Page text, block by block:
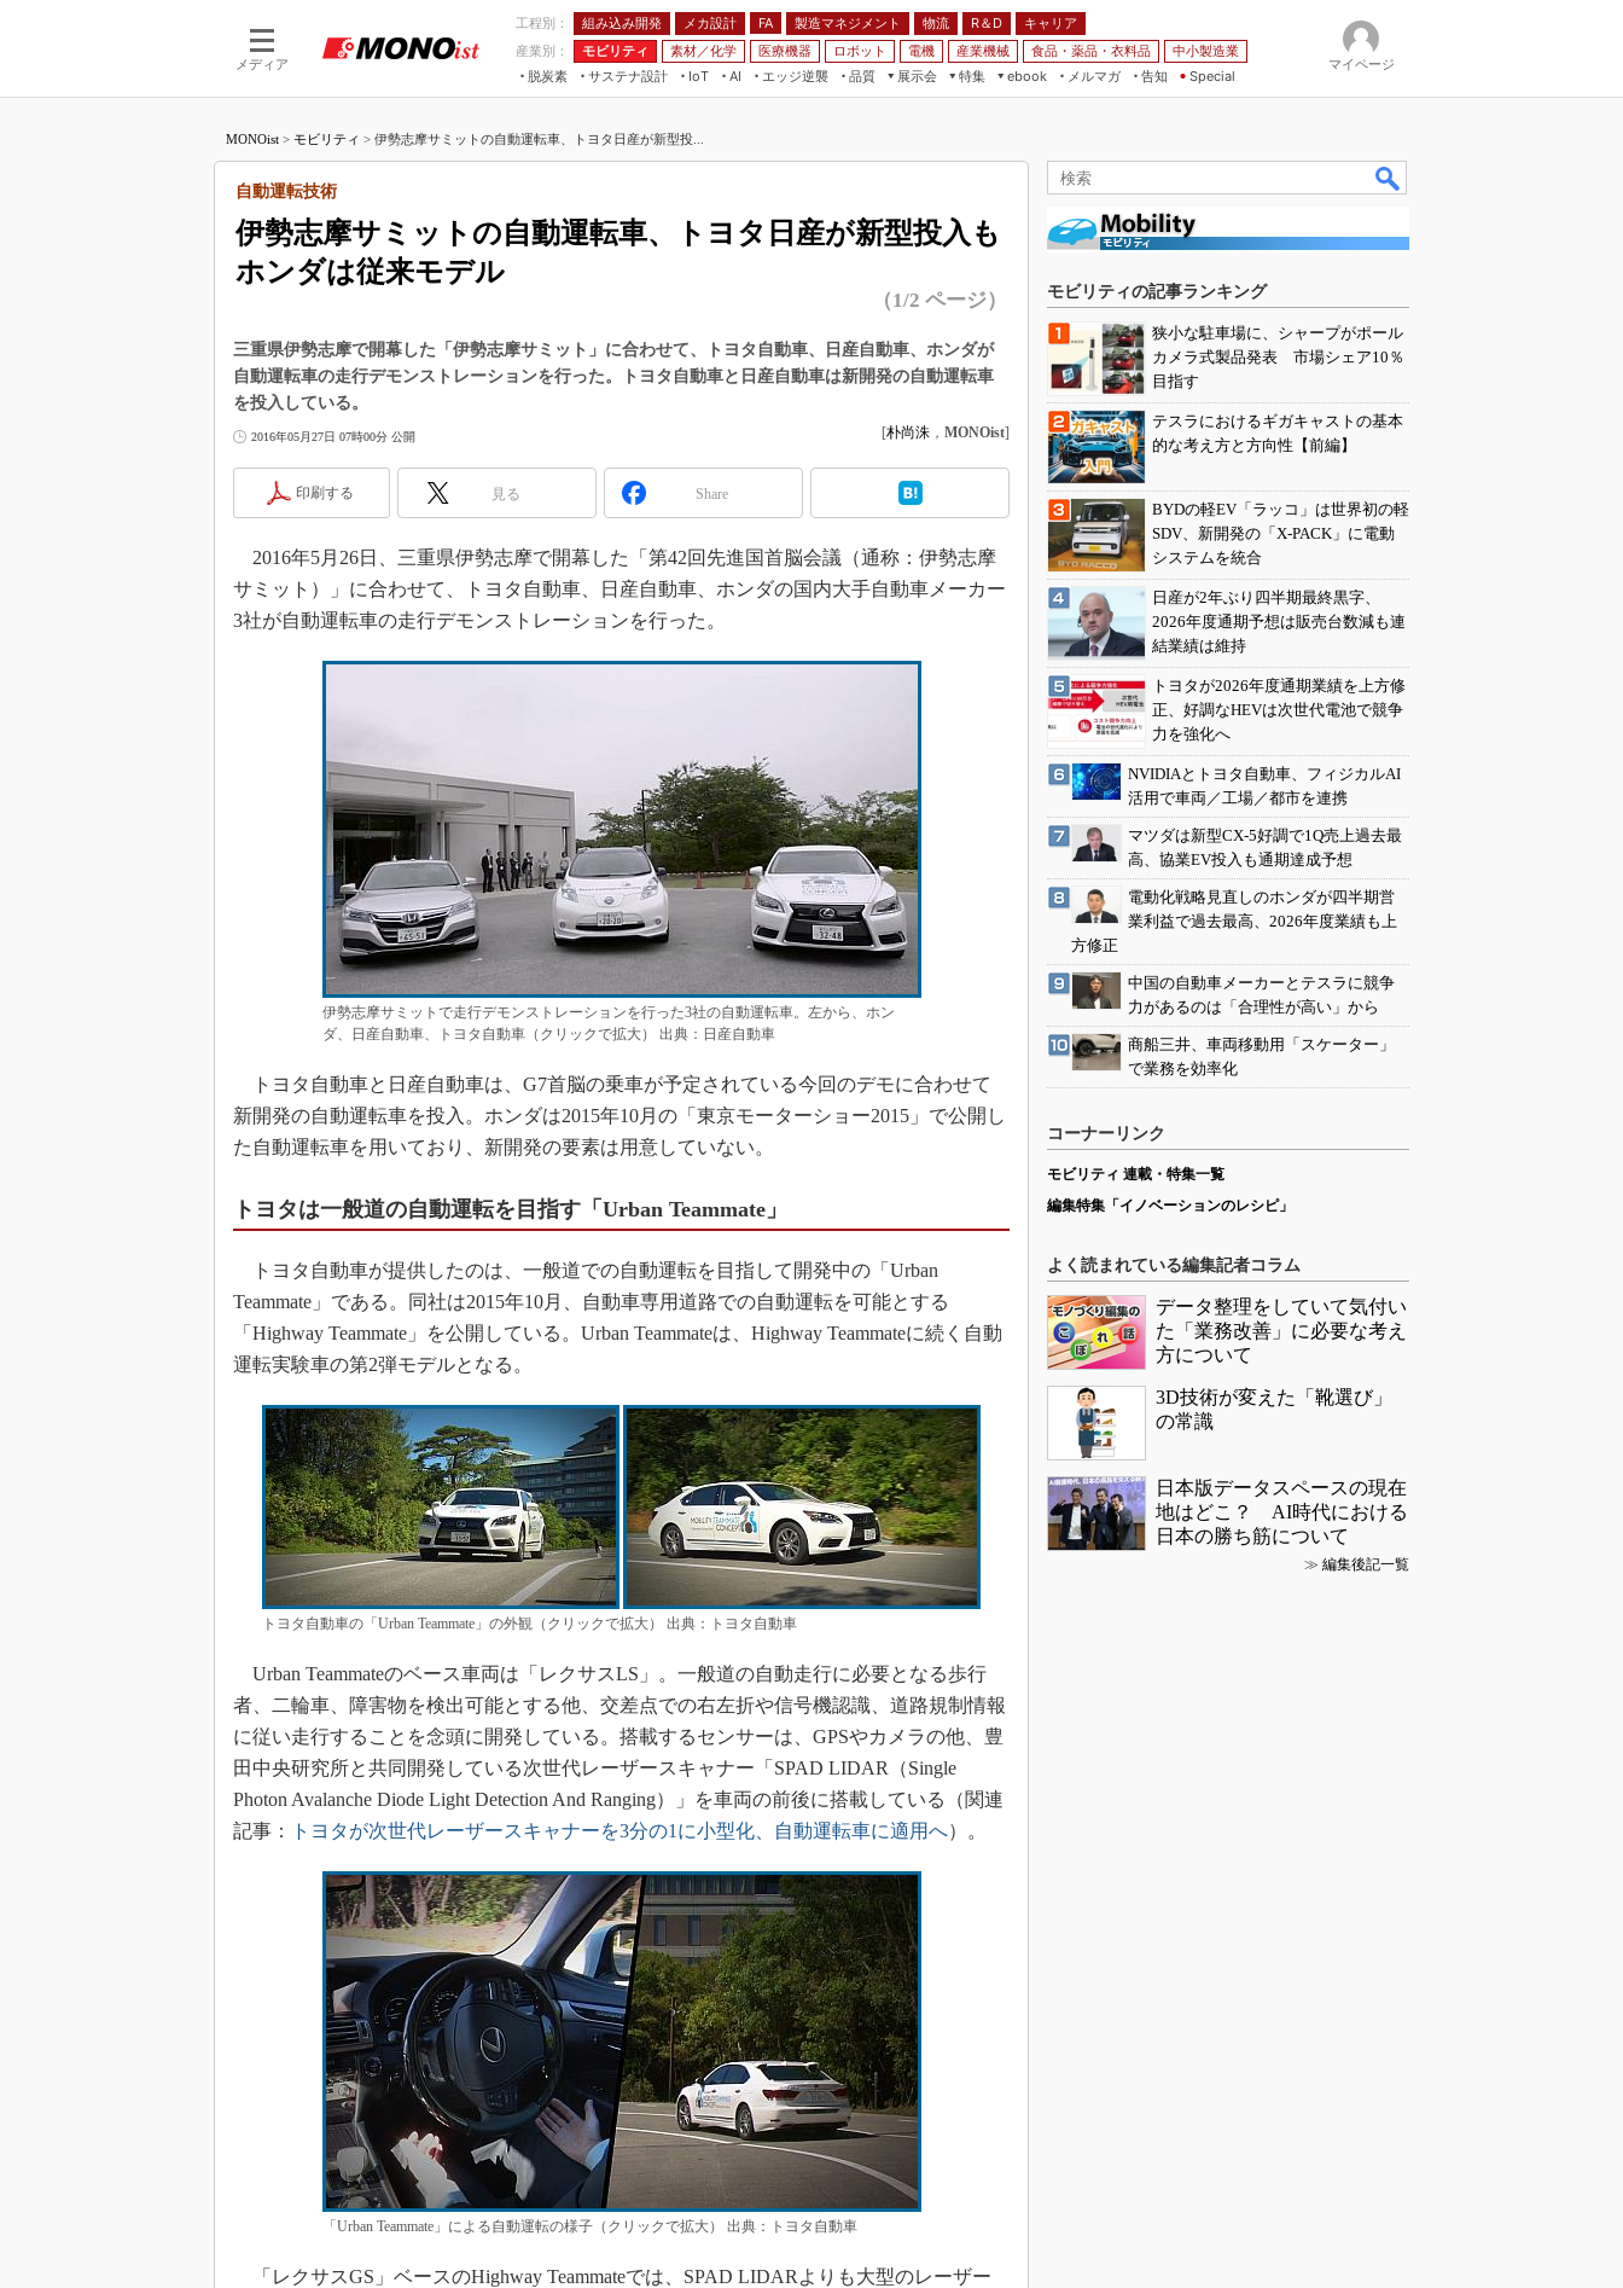
メディア
工程別： 組み込み開発 メカ設計 FA 製造マネジメント 物流 R＆D
キャリア
産業別：
モビリティ 素材／化学 医療機器 ロボット 電機 産業機械 食品・薬品・衣料品
中小製造業
脱炭素
サステナ設計
IoT
つながる工場
AI
AI×設備保全
エッジ逆襲 品質
展示会
JIMTOF
TECHNO-FRONTIER
人テク展
日本ものづくりワールド
産業オープンネット展
特集
フィールドサービス
組み込みモデリング
無償設計ツール
3Dプリンタ
デジタルツインとCAE
インダストリー4.0
メイドインジャパン
植物工場
知財マネジメント
海外生産
グローバル設計・開発
制御セキュリティ
新型コロナへの対応
ebook
FA
メルマガ
告知 Special
マイページ
MONOist > モビリティ > 伊勢志摩サミットの自動運転車、トヨタ日産が新型投...
伊勢志摩サミットの自動運転車、トヨタ日産が新型投入も
ホンダは従来モデル
自動運転技術
（1/2 ページ）
三重県伊勢志摩で開幕した「伊勢志摩サミット」に合わせて、トヨタ自動車、日産自動車、ホンダが
自動運転車の走行デモンストレーションを行った。トヨタ自動車と日産自動車は新開発の自動運転車
を投入している。
2016年05月27日 07時00分 公開 [朴尚洙 ， MONOist]
印刷する 見る Share
2016年5月26日、三重県伊勢志摩で開幕した「第42回先進国首脳会議（通称：伊勢志摩
サミット）」に合わせて、トヨタ自動車、日産自動車、ホンダの国内大手自動車メーカー
3社が自動運転車の走行デモンストレーションを行った。
伊勢志摩サミットで走行デモンストレーションを行った3社の自動運転車。左から、ホン
ダ、日産自動車、トヨタ自動車（クリックで拡大） 出典：日産自動車
トヨタ自動車と日産自動車は、G7首脳の乗車が予定されている今回のデモに合わせて
新開発の自動運転車を投入。ホンダは2015年10月の「東京モーターショー2015」で公開し
た自動運転車を用いており、新開発の要素は用意していない。
トヨタは一般道の自動運転を目指す「Urban Teammate」
トヨタ自動車が提供したのは、一般道での自動運転を目指して開発中の「Urban
Teammate」である。同社は2015年10月、自動車専用道路での自動運転を可能とする
「Highway Teammate」を公開している。Urban Teammateは、Highway Teammateに続く自動
運転実験車の第2弾モデルとなる。
トヨタ自動車の「Urban Teammate」の外観（クリックで拡大） 出典：トヨタ自動車
Urban Teammateのベース車両は「レクサスLS」。一般道の自動走行に必要となる歩行
者、二輪車、障害物を検出可能とする他、交差点での右左折や信号機認識、道路規制情報
に従い走行することを念頭に開発している。搭載するセンサーは、GPSやカメラの他、豊
田中央研究所と共同開発している次世代レーザースキャナー「SPAD LIDAR（Single
Photon Avalanche Diode Light Detection And Ranging）」を車両の前後に搭載している（関連
記事：
トヨタが次世代レーザースキャナーを3分の1に小型化、自動運転車に適用へ）。
「Urban Teammate」による自動運転の様子（クリックで拡大） 出典：トヨタ自動車
「レクサスGS」ベースのHighway Teammateでは、SPAD LIDARよりも大型のレーザー
モビリティの記事ランキング
狭小な駐車場に、シャープがポール
カメラ式製品発表 市場シェア10％
目指す
テスラにおけるギガキャストの基本
的な考え方と方向性【前編】
BYDの軽EV「ラッコ」は世界初の軽
SDV、新開発の「X-PACK」に電動
システムを統合
日産が2年ぶり四半期最終黒字、
2026年度通期予想は販売台数減も連
結業績は維持
トヨタが2026年度通期業績を上方修
正、好調なHEVは次世代電池で競争
力を強化へ
NVIDIAとトヨタ自動車、フィジカルAI
活用で車両／工場／都市を連携
マツダは新型CX-5好調で1Q売上過去最
高、協業EV投入も通期達成予想
電動化戦略見直しのホンダが四半期営
業利益で過去最高、2026年度業績も上
方修正
中国の自動車メーカーとテスラに競争
力があるのは「合理性が高い」から
商船三井、車両移動用「スケーター」
で業務を効率化
コーナーリンク
モビリティ 連載・特集一覧
編集特集「イノベーションのレシピ」
よく読まれている編集記者コラム
データ整理をしていて気付い
た「業務改善」に必要な考え
方について
3D技術が変えた「靴選び」
の常識
日本版データスペースの現在
地はどこ？ AI時代における
日本の勝ち筋について
≫ 編集後記一覧